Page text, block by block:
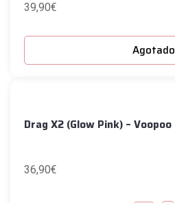
39,90€
Agotado
Drag X2 (Glow Pink) – Voopoo
36,90€